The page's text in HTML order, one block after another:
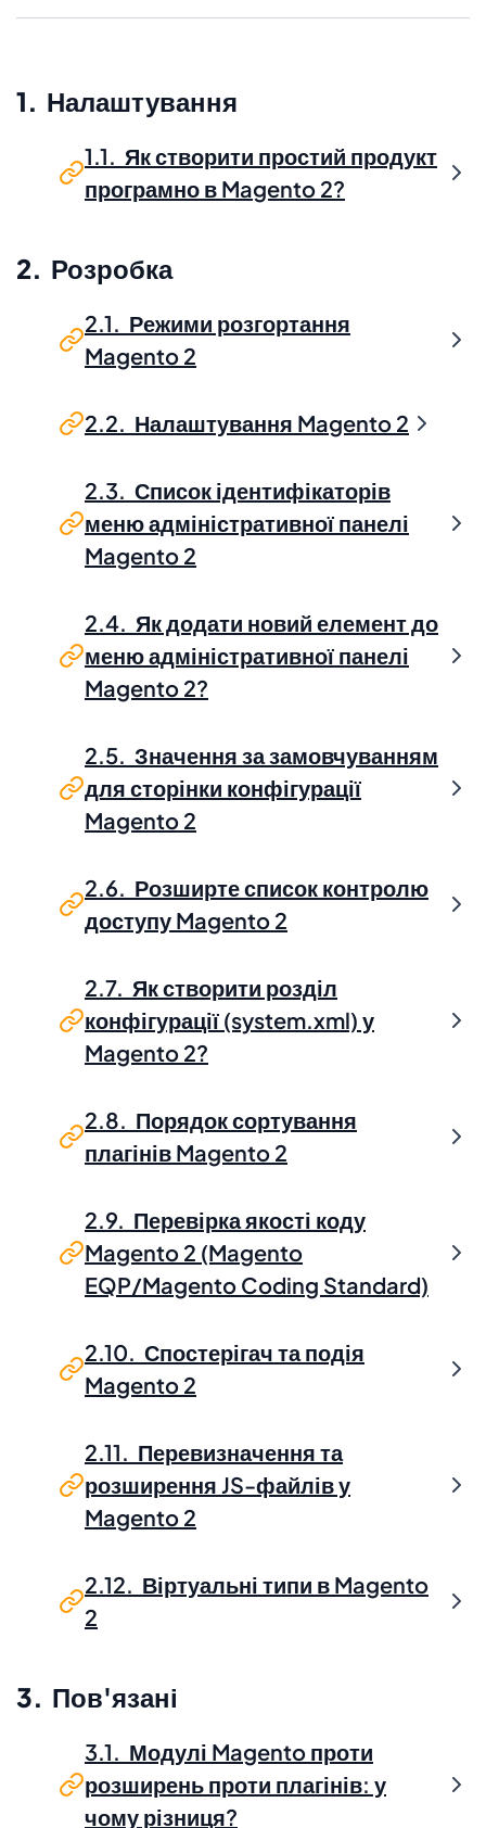
1. Налаштування
1.1. Як створити простий продукт
програмно в Magento 2?
2. Розробка
2.1. Режими розгортання
Magento 2
2.2. Налаштування Magento 2
2.3. Список ідентифікаторів
меню адміністративної панелі
Magento 2
2.4. Як додати новий елемент до
меню адміністративної панелі
Magento 2?
2.5. Значення за замовчуванням
для сторінки конфігурації
Magento 2
2.6. Розширте список контролю
доступу Magento 2
2.7. Як створити розділ
конфігурації (system.xml) у
Magento 2?
2.8. Порядок сортування
плагінів Magento 2
2.9. Перевірка якості коду
Magento 2 (Magento
EQP/Magento Coding Standard)
2.10. Спостерігач та подія
Magento 2
2.11. Перевизначення та
розширення JS-файлів у
Magento 2
2.12. Віртуальні типи в Magento
2
3. Пов'язані
3.1. Модулі Magento проти
розширень проти плагінів: у
чому різниця?